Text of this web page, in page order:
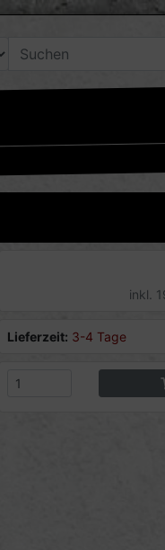
inkl.
Lieferzeit: 3-4 Tage